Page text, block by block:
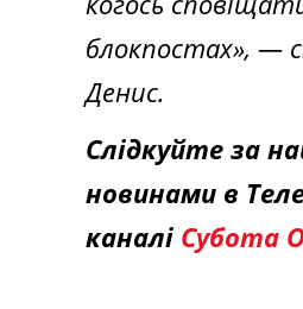
блокпостах», —
Денис.
Слідкуйте за
новинами в
каналі Субота